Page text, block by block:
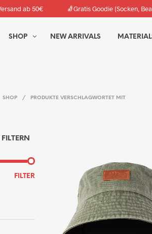
ab 50€ 🧦Gratis Goodie (Socken,
SHOP NEW ARRIVALS
SHOP / PRODUKTE VERSCHLAGWORTET MIT
FILTER